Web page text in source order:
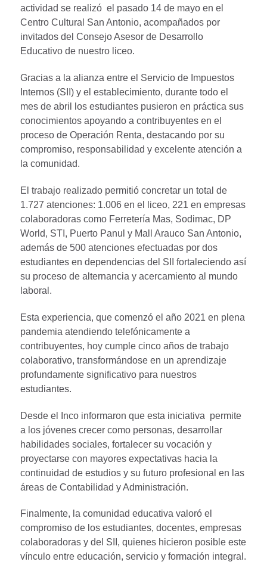
actividad se realizó el pasado 14 de mayo en el
Centro Cultural San Antonio, acompañados por
invitados del Consejo Asesor de Desarrollo
Educativo de nuestro liceo.
Gracias a la alianza entre el Servicio de Impuestos
Internos (SII) y el establecimiento, durante todo el
mes de abril los estudiantes pusieron en práctica sus
conocimientos apoyando a contribuyentes en el
proceso de Operación Renta, destacando por su
compromiso, responsabilidad y excelente atención a
la comunidad.
El trabajo realizado permitió concretar un total de
1.727 atenciones: 1.006 en el liceo, 221 en empresas
colaboradoras como Ferretería Mas, Sodimac, DP
World, STI, Puerto Panul y Mall Arauco San Antonio,
además de 500 atenciones efectuadas por dos
estudiantes en dependencias del SII fortaleciendo así
su proceso de alternancia y acercamiento al mundo
laboral.
Esta experiencia, que comenzó el año 2021 en plena
pandemia atendiendo telefónicamente a
contribuyentes, hoy cumple cinco años de trabajo
colaborativo, transformándose en un aprendizaje
profundamente significativo para nuestros
estudiantes.
Desde el Inco informaron que esta iniciativa permite
a los jóvenes crecer como personas, desarrollar
habilidades sociales, fortalecer su vocación y
proyectarse con mayores expectativas hacia la
continuidad de estudios y su futuro profesional en las
áreas de Contabilidad y Administración.
Finalmente, la comunidad educativa valoró el
compromiso de los estudiantes, docentes, empresas
colaboradoras y del SII, quienes hicieron posible este
vínculo entre educación, servicio y formación integral.